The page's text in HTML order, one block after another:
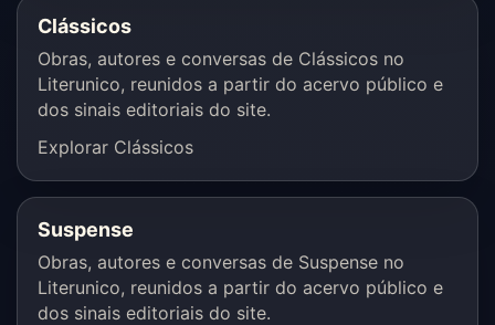
Clássicos
Obras, autores e conversas de Clássicos no
Literunico, reunidos a partir do acervo público e
dos sinais editoriais do site.
Explorar Clássicos
Suspense
Obras, autores e conversas de Suspense no
Literunico, reunidos a partir do acervo público e
dos sinais editoriais do site.